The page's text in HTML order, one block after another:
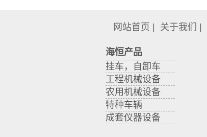
网站首页 关于我们
海恒产品
挂车，自卸车
工程机械设备
农用机械设备
特种车辆
成套仪器设备